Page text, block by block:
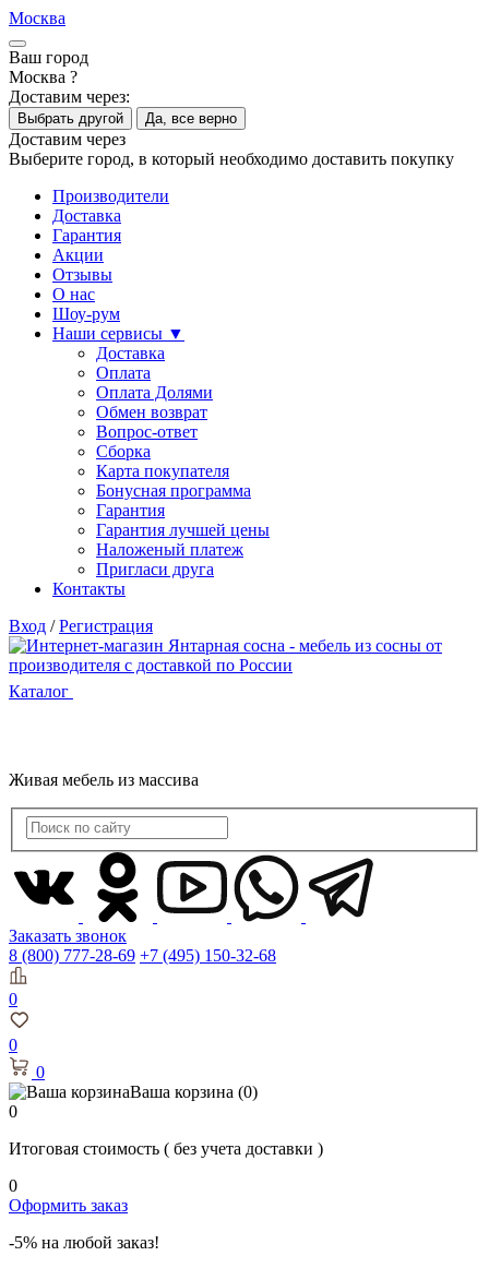
Москва
Ваш город
Москва ?
Доставим через:
Выбрать другой Да, все верно
Доставим через
Выберите город, в который необходимо доставить покупку
Производители
Доставка
Гарантия
Акции
Отзывы
О нас
Шоу-рум
Наши сервисы ▼
Доставка
Оплата
Оплата Долями
Обмен возврат
Вопрос-ответ
Сборка
Карта покупателя
Бонусная программа
Гарантия
Гарантия лучшей цены
Наложеный платеж
Пригласи друга
Контакты
Вход / Регистрация
Каталог
Живая мебель из массива
Заказать звонок
8 (800) 777-28-69 +7 (495) 150-32-68
0
0
0
Ваша корзина (0)
0
Итоговая стоимость ( без учета доставки )
0
Оформить заказ
-5% на любой заказ!